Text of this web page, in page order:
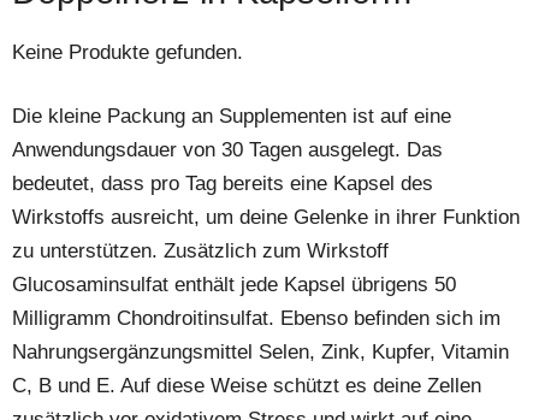
Keine Produkte gefunden.
Die kleine Packung an Supplementen ist auf eine
Anwendungsdauer von 30 Tagen ausgelegt. Das
bedeutet, dass pro Tag bereits eine Kapsel des
Wirkstoffs ausreicht, um deine Gelenke in ihrer Funktion
zu unterstützen. Zusätzlich zum Wirkstoff
Glucosaminsulfat enthält jede Kapsel übrigens 50
Milligramm Chondroitinsulfat. Ebenso befinden sich im
Nahrungsergänzungsmittel Selen, Zink, Kupfer, Vitamin
C, B und E. Auf diese Weise schützt es deine Zellen